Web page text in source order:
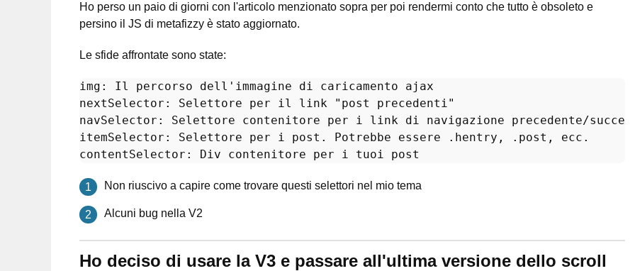
Ho perso un paio di giorni con l'articolo menzionato sopra per poi rendermi conto che tutto è obsoleto e
persino il JS di metafizzy è stato aggiornato.
Le sfide affrontate sono state:
img: Il percorso dell 'immagine di caricamento ajax
nextSelector:
Selettore per il link
"post precedenti"
navSelector:
itemSelector:
contentSelector:
Non riuscivo a capire come trovare questi selettori nel mio tema
Alcuni bug nella V2
Ho deciso di usare la V3 e passare all'ultima versione dello scroll